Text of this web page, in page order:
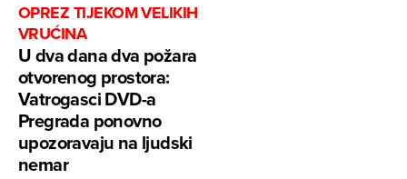
OPREZ TIJEKOM VELIKIH
VRUĆINA
U dva dana dva požara
otvorenog prostora:
Vatrogasci DVD-a
Pregrada ponovno
upozoravaju na ljudski
nemar